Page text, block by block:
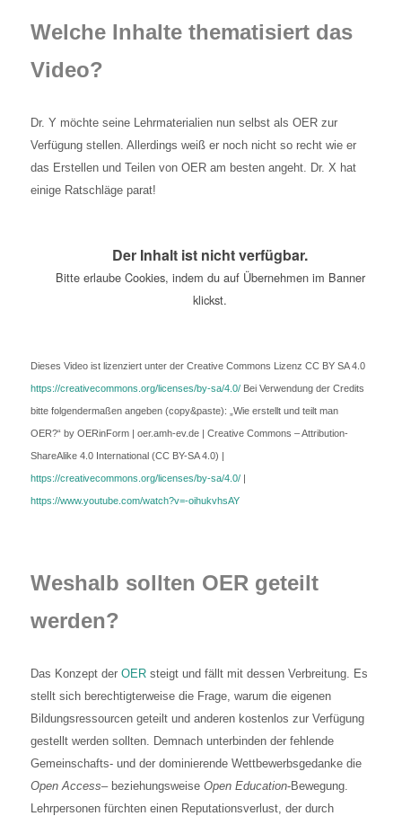
Welche Inhalte thematisiert das
Video?
Dr. Y möchte seine Lehrmaterialien nun selbst als OER zur
Verfügung stellen. Allerdings weiß er noch nicht so recht wie er
das Erstellen und Teilen von OER am besten angeht. Dr. X hat
einige Ratschläge parat!
Der Inhalt ist nicht verfügbar.
Bitte erlaube Cookies, indem du auf Übernehmen im Banner
klickst.
Dieses Video ist lizenziert unter der Creative Commons Lizenz CC BY SA 4.0
https://creativecommons.org/licenses/by-sa/4.0/ Bei Verwendung der Credits
bitte folgendermaßen angeben (copy&paste): „Wie erstellt und teilt man
OER?“ by OERinForm | oer.amh-ev.de | Creative Commons – Attribution-
ShareAlike 4.0 International (CC BY-SA 4.0) |
https://creativecommons.org/licenses/by-sa/4.0/ |
https://www.youtube.com/watch?v=-oihukvhsAY
Weshalb sollten OER geteilt
werden?
Das Konzept derOER steigt und fällt mit dessen Verbreitung. Es
stellt sich berechtigterweise die Frage, warum die eigenen
Bildungsressourcen geteilt und anderen kostenlos zur Verfügung
gestellt werden sollten. Demnach unterbinden der fehlende
Gemeinschafts- und der dominierende Wettbewerbsgedanke die
Open Access– beziehungsweiseOpen Education-Bewegung.
Lehrpersonen fürchten einen Reputationsverlust, der durch